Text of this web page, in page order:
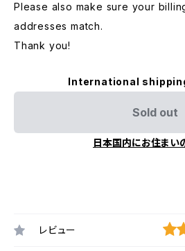
Please also make sure your
addresses match.
Thank you!
International
Sold out
日本国内にお住まい
レビュー